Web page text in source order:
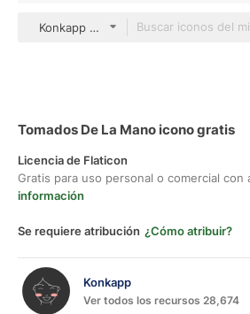
Konkapp Flat
Tomados De La Mano icono gratis
Licencia de Flaticon
Gratis para uso personal o comercial con
información
Se requiere atribución ¿Cómo atribuir?
Konkapp
Ver todos los recursos 28,674